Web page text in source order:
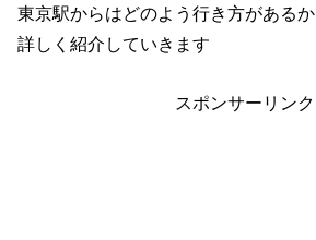
東京駅からはどのよう行き方があるか
詳しく紹介していきます
スポンサーリンク